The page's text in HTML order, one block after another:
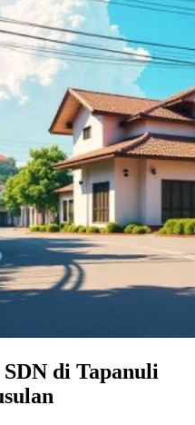
di Tapanuli